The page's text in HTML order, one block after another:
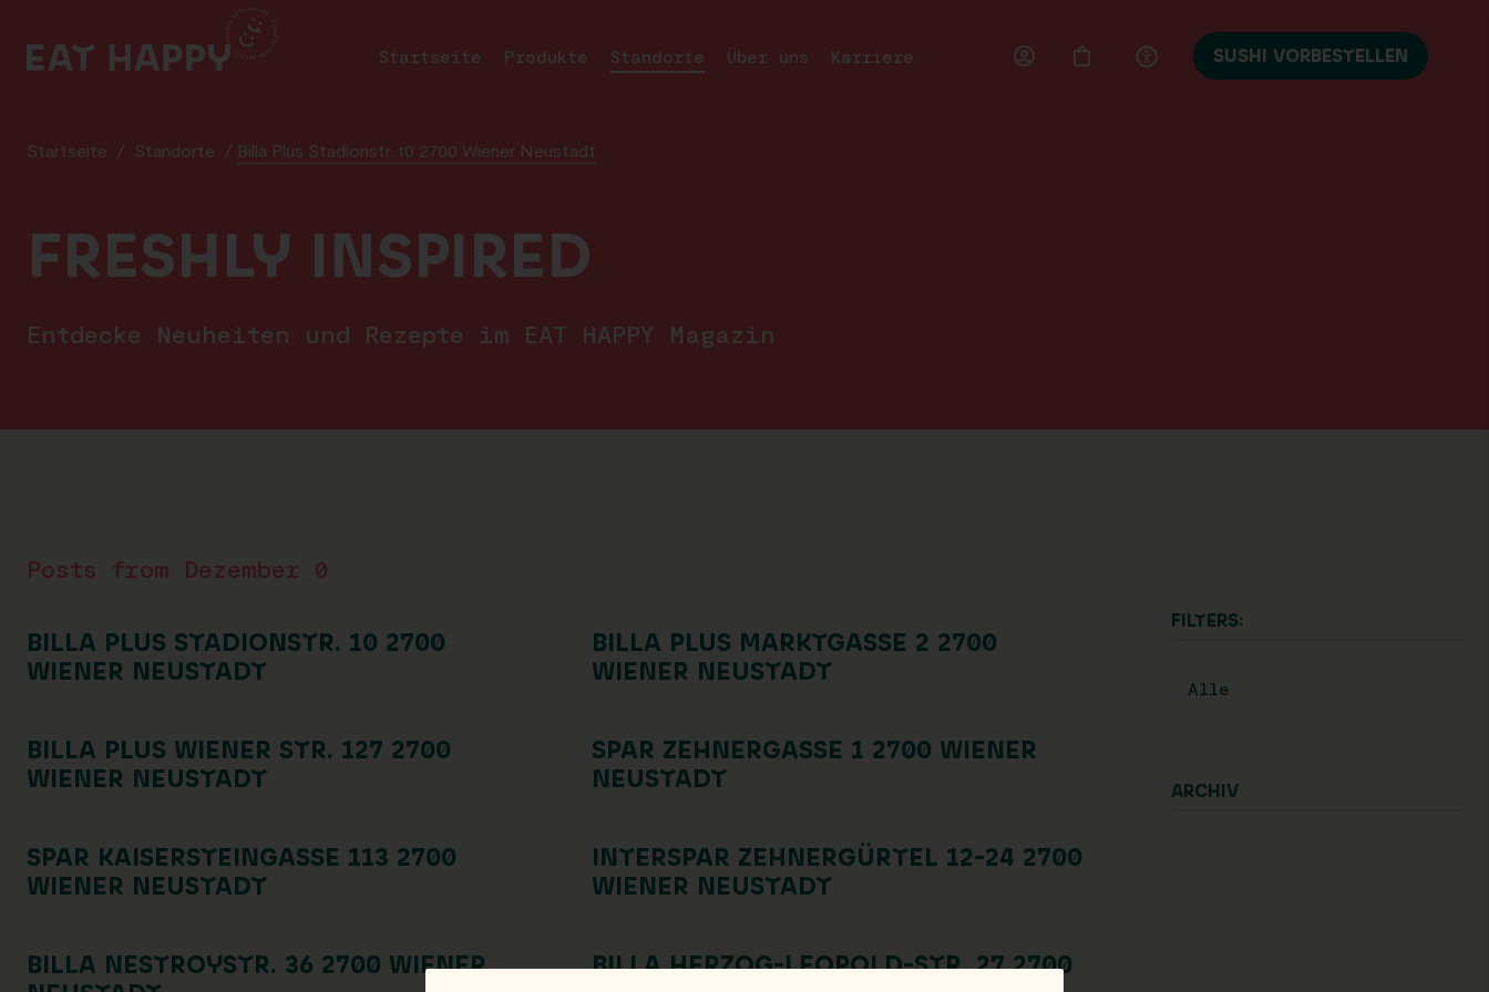
MAIN
Startseite Produkte Standorte Über uns Karriere SUSHI VORBESTELLEN
Startseite / Standorte / Billa Plus Stadionstr. 10 2700 Wiener Neustadt
FRESHLY INSPIRED
Entdecke Neuheiten und Rezepte im EAT HAPPY Magazin
Posts from Dezember 0
BILLA PLUS STADIONSTR. 10 2700
WIENER NEUSTADT
BILLA PLUS MARKTGASSE 2 2700
WIENER NEUSTADT
BILLA PLUS WIENER STR. 127 2700
WIENER NEUSTADT
SPAR ZEHNERGASSE 1 2700 WIENER
NEUSTADT
SPAR KAISERSTEINGASSE 113 2700
WIENER NEUSTADT
INTERSPAR ZEHNERGÜRTEL 12-24 2700
WIENER NEUSTADT
BILLA NESTROYSTR. 36 2700 WIENER
BILLA HERZOG-LEOPOLD-STR. 27 2700
FILTERS:
Alle
ARCHIV